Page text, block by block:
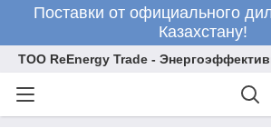
Поставки от официального
Казахстану!
ТОО ReEnergy Trade -